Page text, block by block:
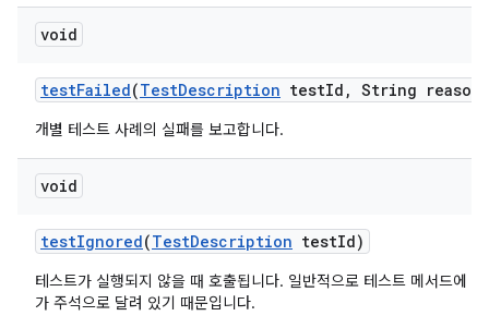
void
testFailed(TestDescription testId , String reason)
개별 테스트 사례의 실패를 보고합니다.
void
testIgnored(TestDescription testId)
테스트가 실행되지 않을 때 호출됩니다. 일반적으로 테스트 메서드에
가 주석으로 달려 있기 때문입니다.